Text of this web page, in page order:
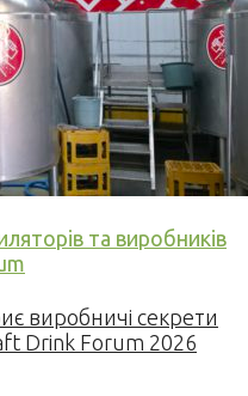
та виробників
виробничі секрети
Drink Forum 2026